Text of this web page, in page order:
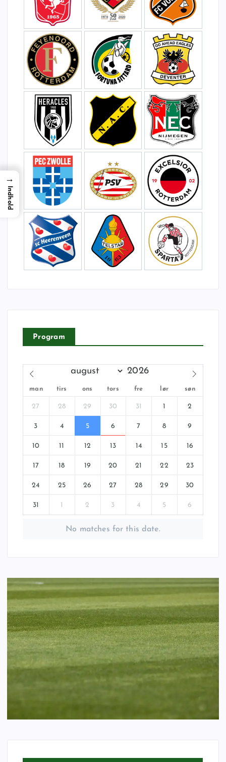
Program
man tirs ons tors fre lør søn
27 28 29 30 31 1 2
3 4 5 6 7 8 9
10 11 12 13 14 15 16
17 18 19 20 21 22 23
24 25 26 27 28 29 30
31 1 2 3 4 5 6
No matches for this date.
→
Indhold